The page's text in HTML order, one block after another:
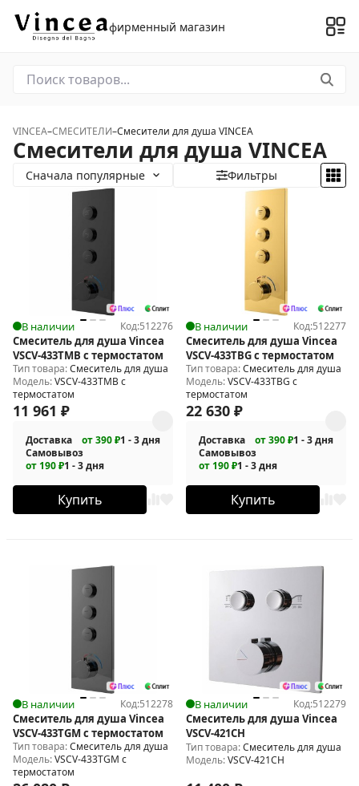
фирменный магазин
VINCEA–СМЕСИТЕЛИ–Смесители для душа VINCEA
Смесители для душа VINCEA
Сначала популярные Фильтры
В наличии Код:512276
Смеситель для душа Vincea
VSCV-433TMB с термостатом
Тип товара:Смеситель для душа
Модель:VSCV-433TMB с
термостатом
11 961 ₽
Доставка от 390 ₽1 - 3 дня
Самовывоз
от 190 ₽1 - 3 дня
Купить
В наличии Код:512277
Смеситель для душа Vincea
VSCV-433TBG с термостатом
Тип товара:Смеситель для душа
Модель:VSCV-433TBG с
термостатом
22 630 ₽
Доставка от 390 ₽1 - 3 дня
Самовывоз
от 190 ₽1 - 3 дня
Купить
В наличии Код:512278
Смеситель для душа Vincea
VSCV-433TGM с термостатом
Тип товара:Смеситель для душа
Модель:VSCV-433TGM с
термостатом
В наличии Код:512279
Смеситель для душа Vincea
VSCV-421CH
Тип товара:Смеситель для душа
Модель:VSCV-421CH